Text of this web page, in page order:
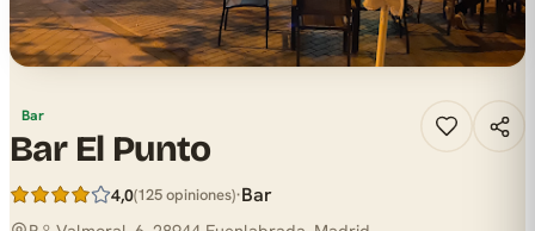
Bar
Bar El Punto
4,0(125 opiniones)·Bar